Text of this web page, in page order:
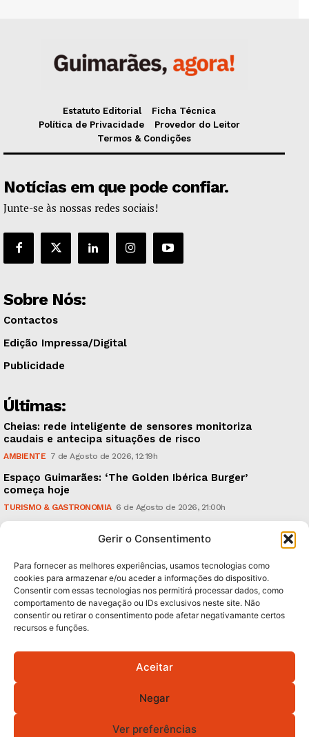
Gerir o Consentimento
Para fornecer as melhores experiências, usamos tecnologias como
cookies para armazenar e/ou aceder a informações do dispositivo.
Consentir com essas tecnologias nos permitirá processar dados, como
comportamento de navegação ou IDs exclusivos neste site. Não
consentir ou retirar o consentimento pode afetar negativamante certos
recursos e funções.
Aceitar
Negar
Ver preferências
Estatuto Editorial
Ficha Técnica
Política de Privacidade
Provedor do Leitor
Termos & Condições
Notícias em que pode confiar.
Junte-se às nossas redes sociais!
Sobre Nós:
Contactos
Edição Impressa/Digital
Publicidade
Últimas:
Cheias: rede inteligente de sensores monitoriza
caudais e antecipa situações de risco
AMBIENTE 7 de Agosto de 2026, 12:19h
Espaço Guimarães: ‘The Golden Ibérica Burger’
começa hoje
TURISMO & GASTRONOMIA 6 de Agosto de 2026, 21:00h
Subscreva Newsletter:
QUERO ADERIR
Política de Privacidade